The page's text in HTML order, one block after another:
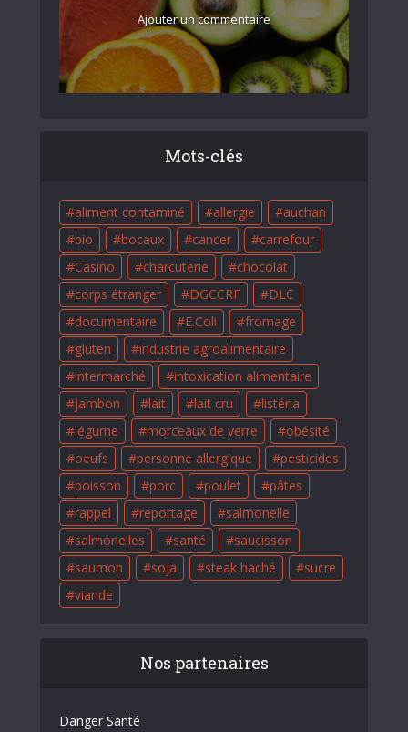
Ajouter un commentaire
Mots-clés
aliment contaminé allergie
auchan
bio
bocaux cancer
carrefour
Casino
charcuterie
chocolat
corps étranger
DGCCRF
DLC
documentaire
E.Coli
fromage
gluten
industrie agroalimentaire
intermarché
intoxication alimentaire
jambon
lait lait cru
listéria
légume
morceaux de verre
obésité
oeufs
personne allergique
pesticides
poisson
porc poulet
pâtes
rappel
reportage
salmonelle
salmonelles
santé
saucisson
saumon
soja steak haché
sucre
viande
Nos partenaires
Danger Santé